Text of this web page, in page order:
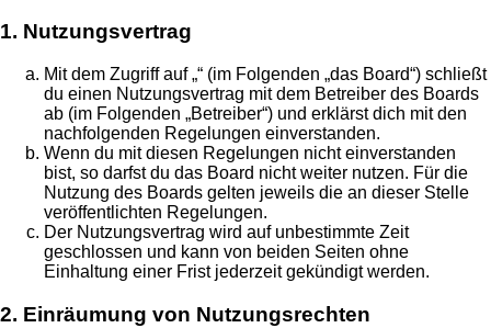
1. Nutzungsvertrag
Mit dem Zugriff auf „“ (im Folgenden „das Board“) schließt
du einen Nutzungsvertrag mit dem Betreiber des Boards
ab (im Folgenden „Betreiber“) und erklärst dich mit den
nachfolgenden Regelungen einverstanden.
Wenn du mit diesen Regelungen nicht einverstanden
bist, so darfst du das Board nicht weiter nutzen. Für die
Nutzung des Boards gelten jeweils die an dieser Stelle
veröffentlichten Regelungen.
Der Nutzungsvertrag wird auf unbestimmte Zeit
geschlossen und kann von beiden Seiten ohne
Einhaltung einer Frist jederzeit gekündigt werden.
2. Einräumung von Nutzungsrechten